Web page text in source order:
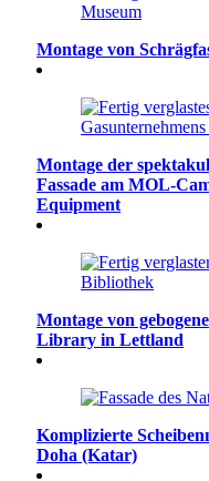
Montage von
Montage der
Fassade am MOL-
Equipment
Montage von
Library in Lettland
Komplizierte
Doha (Katar)